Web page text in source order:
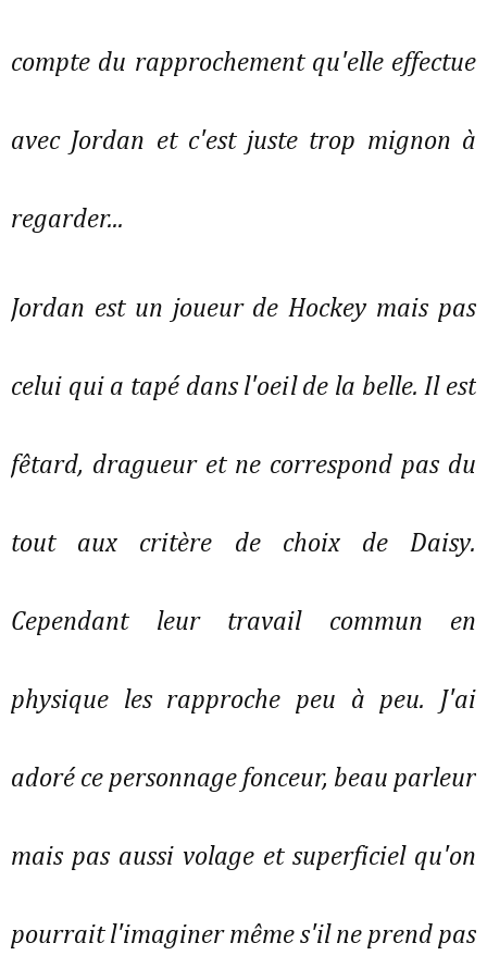
compte du rapprochement qu'elle effectue
avec Jordan et c'est juste trop mignon à
regarder...
Jordan est un joueur de Hockey mais pas
celui qui a tapé dans l'oeil de la belle. Il est
fêtard, dragueur et ne correspond pas du
tout aux critère de choix de Daisy.
Cependant leur travail commun en
physique les rapproche peu à peu. J'ai
adoré ce personnage fonceur, beau parleur
mais pas aussi volage et superficiel qu'on
pourrait l'imaginer même s'il ne prend pas